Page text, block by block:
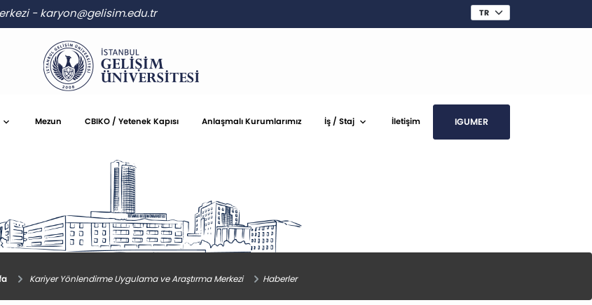
-karyon@gelisim.edu.tr
Mezun CBIKO / Yetenek Kapısı Anlaşmalı Kurumlarımız İş / Staj İletişim IGUMER
Kariyer Yönlendirme Uygulama ve Araştırma Merkezi Haberler